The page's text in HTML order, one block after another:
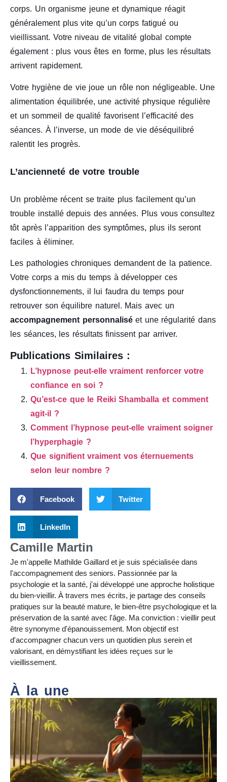
corps. Un organisme jeune et dynamique réagit
généralement plus vite qu’un corps fatigué ou
vieillissant. Votre niveau de vitalité global compte
également : plus vous êtes en forme, plus les résultats
arrivent rapidement.
Votre hygiène de vie joue un rôle non négligeable. Une
alimentation équilibrée, une activité physique régulière
et un sommeil de qualité favorisent l’efficacité des
séances. À l’inverse, un mode de vie déséquilibré
ralentit les progrès.
L’ancienneté de votre trouble
Un problème récent se traite plus facilement qu’un
trouble installé depuis des années. Plus vous consultez
tôt après l’apparition des symptômes, plus ils seront
faciles à éliminer.
Les pathologies chroniques demandent de la patience.
Votre corps a mis du temps à développer ces
dysfonctionnements, il lui faudra du temps pour
retrouver son équilibre naturel. Mais avec un
accompagnement personnaliséet une régularité dans
les séances, les résultats finissent par arriver.
Publications Similaires :
L’hypnose peut-elle vraiment renforcer votre
confiance en soi ?
Qu’est-ce que le Reiki Shamballa et comment
agit-il ?
Comment l’hypnose peut-elle vraiment soigner
l’hyperphagie ?
Que signifient vraiment vos éternuements
selon leur nombre ?
Facebook Twitter
LinkedIn
Camille Martin
Je m'appelle Mathilde Gaillard et je suis spécialisée dans
l'accompagnement des seniors. Passionnée par la
psychologie et la santé, j'ai développé une approche holistique
du bien-vieillir. À travers mes écrits, je partage des conseils
pratiques sur la beauté mature, le bien-être psychologique et la
préservation de la santé avec l'âge. Ma conviction : vieillir peut
être synonyme d'épanouissement. Mon objectif est
d'accompagner chacun vers un quotidien plus serein et
valorisant, en démystifiant les idées reçues sur le
vieillissement.
À la une